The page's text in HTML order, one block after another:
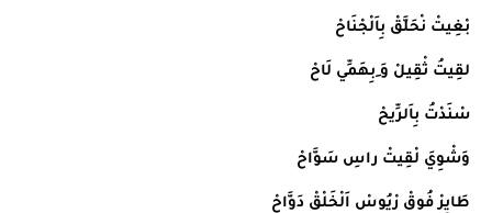
بْغِيتْ نْحَلَّقْ بِاَلْجْنَاحْ
لقِيتُ ثْقِيلْ وَ ِبِهَمِّي لَاحْ
سْنَدْتُ بِاَلرِّيحْ
وَشْوِيَ لْقِيتْ راسِ سَوَّاحْ
طَايِرْ فُوقْ رْيُوسْ اَلْخَلْقْ دَوَّاحْ